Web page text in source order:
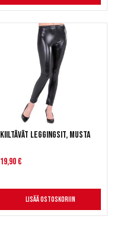
Kiiltävät leggingsit, musta
19,90 €
Lisää ostoskoriin